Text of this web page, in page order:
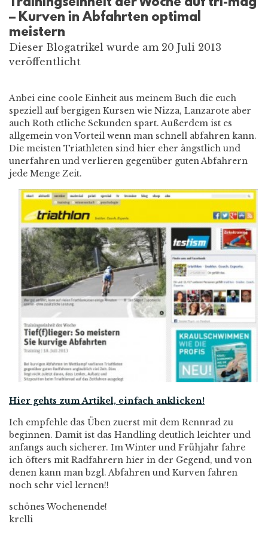
– Kurven in Abfahrten optimal
meistern
Dieser Blogatrikel wurde am 20 Juli 2013
veröffentlicht
Anbei eine coole Einheit aus meinem Buch die euch
speziell auf bergigen Kursen wie Nizza, Lanzarote aber
auch Roth etliche Sekunden spart. Außerdem ist es
allgemein von Vorteil wenn man schnell abfahren kann.
Die meisten Triathleten sind hier eher ängstlich und
unerfahren und verlieren gegenüber guten Abfahrern
jede Menge Zeit.
Hier gehts zum Artikel, einfach anklicken!
Ich empfehle das Üben zuerst mit dem Rennrad zu
beginnen. Damit ist das Handling deutlich leichter und
anfangs auch sicherer. Im Winter und Frühjahr fahre
ich öfters mit Radfahrern hier in der Gegend, und von
denen kann man bzgl. Abfahren und Kurven fahren
noch sehr viel lernen!!
schönes Wochenende!
krelli